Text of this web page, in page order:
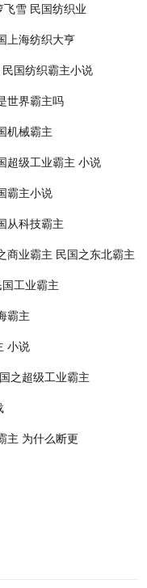
飞雪 民国纺织业
上海纺织大亨
民国纺织霸主小说
世界霸主吗
机械霸主
超级工业霸主 小说
霸主小说
从科技霸主
商业霸主 民国之东北霸主
国工业霸主
霸主
小说
之超级工业霸主
主 为什么断更